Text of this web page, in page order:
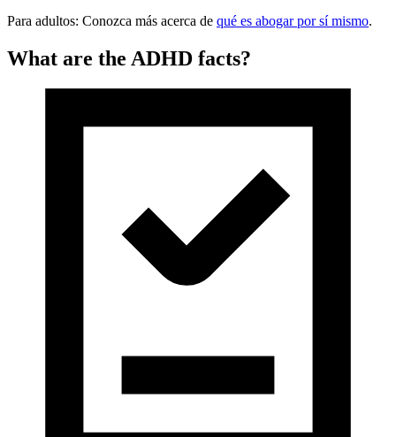
Para adultos: Conozca más acerca de qué es abogar por sí mismo.
What are the ADHD facts?